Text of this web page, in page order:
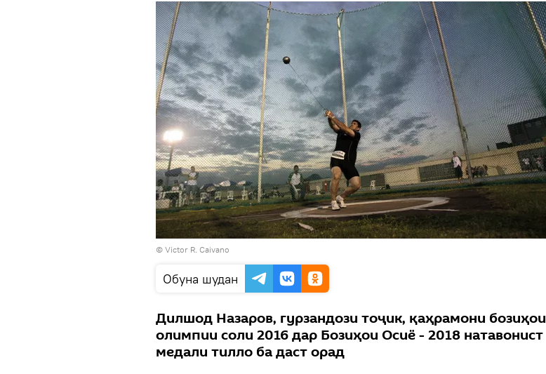
© Victor R. Caivano
Обуна шудан
Дилшод Назаров, гурзандози тоҷик, қаҳрамони бозиҳои
олимпии соли 2016 дар Бозиҳои Осиё - 2018 натавонист
медали тилло ба даст орад